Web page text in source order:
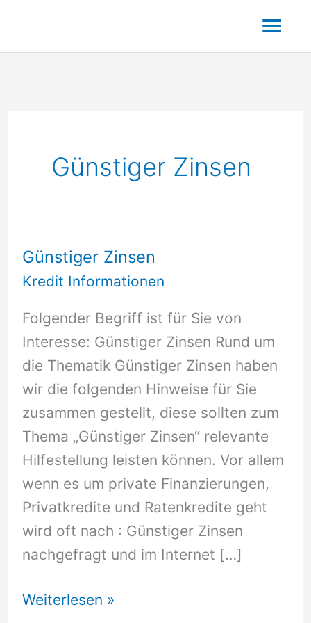
springen
Günstiger Zinsen
Günstiger Zinsen
Kredit Informationen
Folgender Begriff ist für Sie von
Interesse: Günstiger Zinsen Rund um
die Thematik Günstiger Zinsen haben
wir die folgenden Hinweise für Sie
zusammen gestellt, diese sollten zum
Thema „Günstiger Zinsen“ relevante
Hilfestellung leisten können. Vor allem
wenn es um private Finanzierungen,
Privatkredite und Ratenkredite geht
wird oft nach : Günstiger Zinsen
nachgefragt und im Internet […]
Günstiger
Weiterlesen »